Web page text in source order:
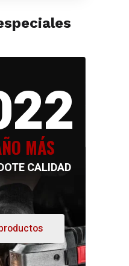
MÁS
CALIDAD